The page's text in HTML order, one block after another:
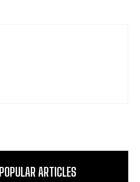
POPULAR ARTICLES